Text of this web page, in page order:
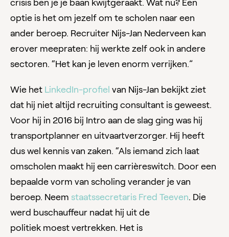
crisis ben je je baan kwijtgeraakt. Wat nu? Een
optie is het om jezelf om te scholen naar een
ander beroep. Recruiter Nijs-Jan Nederveen kan
erover meepraten: hij werkte zelf ook in andere
sectoren. “Het kan je leven enorm verrijken.”
Wie het LinkedIn-profiel van Nijs-Jan bekijkt ziet
dat hij niet altijd recruiting consultant is geweest.
Voor hij in 2016 bij Intro aan de slag ging was hij
transportplanner en uitvaartverzorger. Hij heeft
dus wel kennis van zaken. “Als iemand zich laat
omscholen maakt hij een carrièreswitch. Door een
bepaalde vorm van scholing verander je van
beroep. Neem staatssecretaris Fred Teeven. Die
werd buschauffeur nadat hij uit de
politiek moest vertrekken. Het is